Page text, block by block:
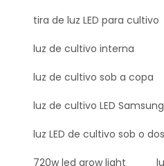
tira de luz LED para cultivo
luz de cultivo interna
luz de cultivo sob a copa
luz de cultivo LED Samsung
luz LED de cultivo sob o
720w led grow light